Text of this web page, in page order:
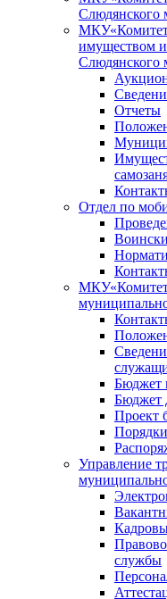
Слюдянского
имуществом
Слюдянского
Отчеты
Отдел по
Бюджет
Бюджет
Проект
Управление
службы